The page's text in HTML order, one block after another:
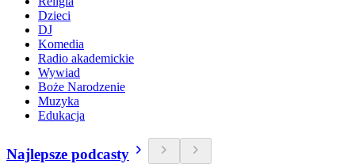
Dzieci
DJ
Komedia
Radio akademickie
Wywiad
Boże Narodzenie
Muzyka
Edukacja
Najlepsze podcasty